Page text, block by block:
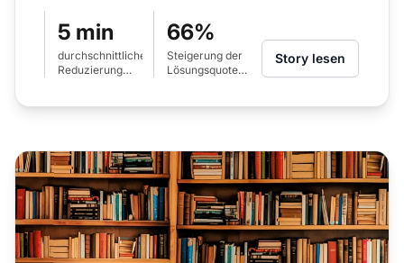
5 min
durchschnittliche
Reduzierung
66%
Steigerung der
Lösungsquote
Story lesen